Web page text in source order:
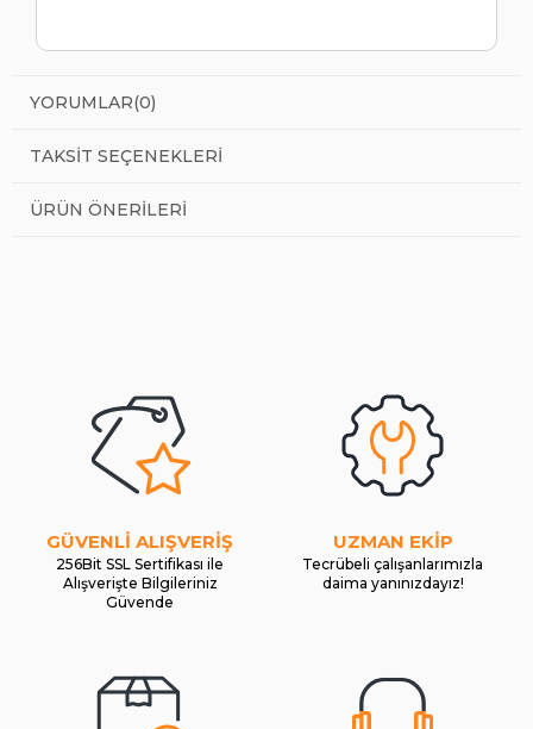
YORUMLAR(0)
TAKSIT SEÇENEKLERI
ÜRÜN ÖNERILERI
GÜVENLİ ALIŞVERİŞ
256Bit SSL Sertifikası ile
Alışverişte Bilgileriniz
Güvende
UZMAN EKİP
Tecrübeli çalışanlarımızla
daima yanınızdayız!